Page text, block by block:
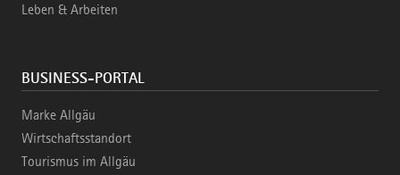
Leben & Arbeiten
BUSINESS-PORTAL
Marke Allgäu
Wirtschaftsstandort
Tourismus im Allgäu